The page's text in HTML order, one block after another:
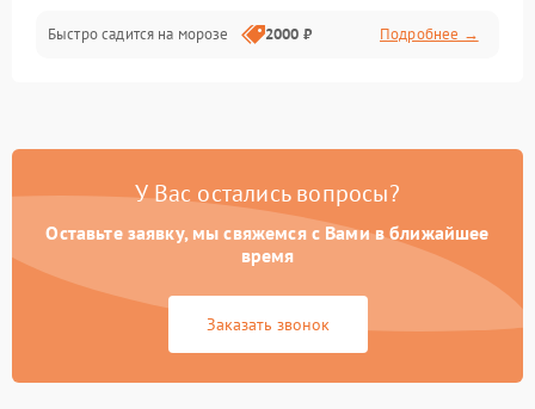
Быстро садится на морозе 2000 ₽ Подробнее →
У Вас остались вопросы?
Оставьте заявку, мы свяжемся с Вами в ближайшее
время
Заказать звонок